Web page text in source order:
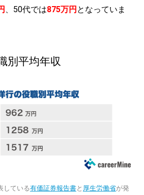
、50代では875万円 となっていま
別平均年収
している有価証券報告書と 厚生労働省が発